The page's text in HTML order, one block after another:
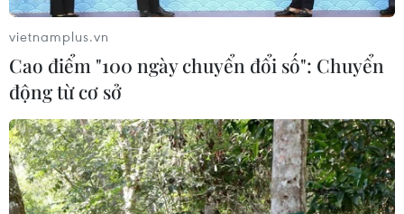
vietnamplus.vn
Cao điểm "100 ngày chuyển đổi số": Chuyển
động từ cơ sở